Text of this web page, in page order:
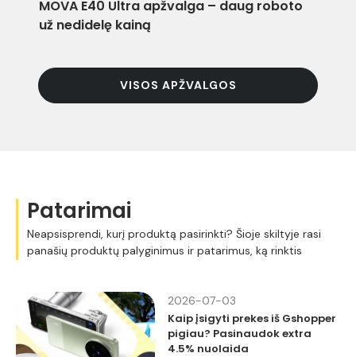
MOVA E40 Ultra apžvalga – daug roboto
už nedidelę kainą
VISOS APŽVALGOS
Patarimai
Neapsisprendi, kurį produktą pasirinkti? Šioje skiltyje rasi
panašių produktų palyginimus ir patarimus, ką rinktis
2026-07-03
Kaip įsigyti prekes iš Gshopper
pigiau? Pasinaudok extra
4.5% nuolaida